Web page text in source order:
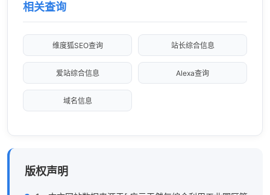
相关查询
维度狐SEO查询 站长综合信息
爱站综合信息 Alexa查询
域名信息
版权声明